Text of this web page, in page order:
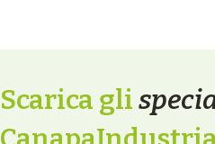
Scarica gli